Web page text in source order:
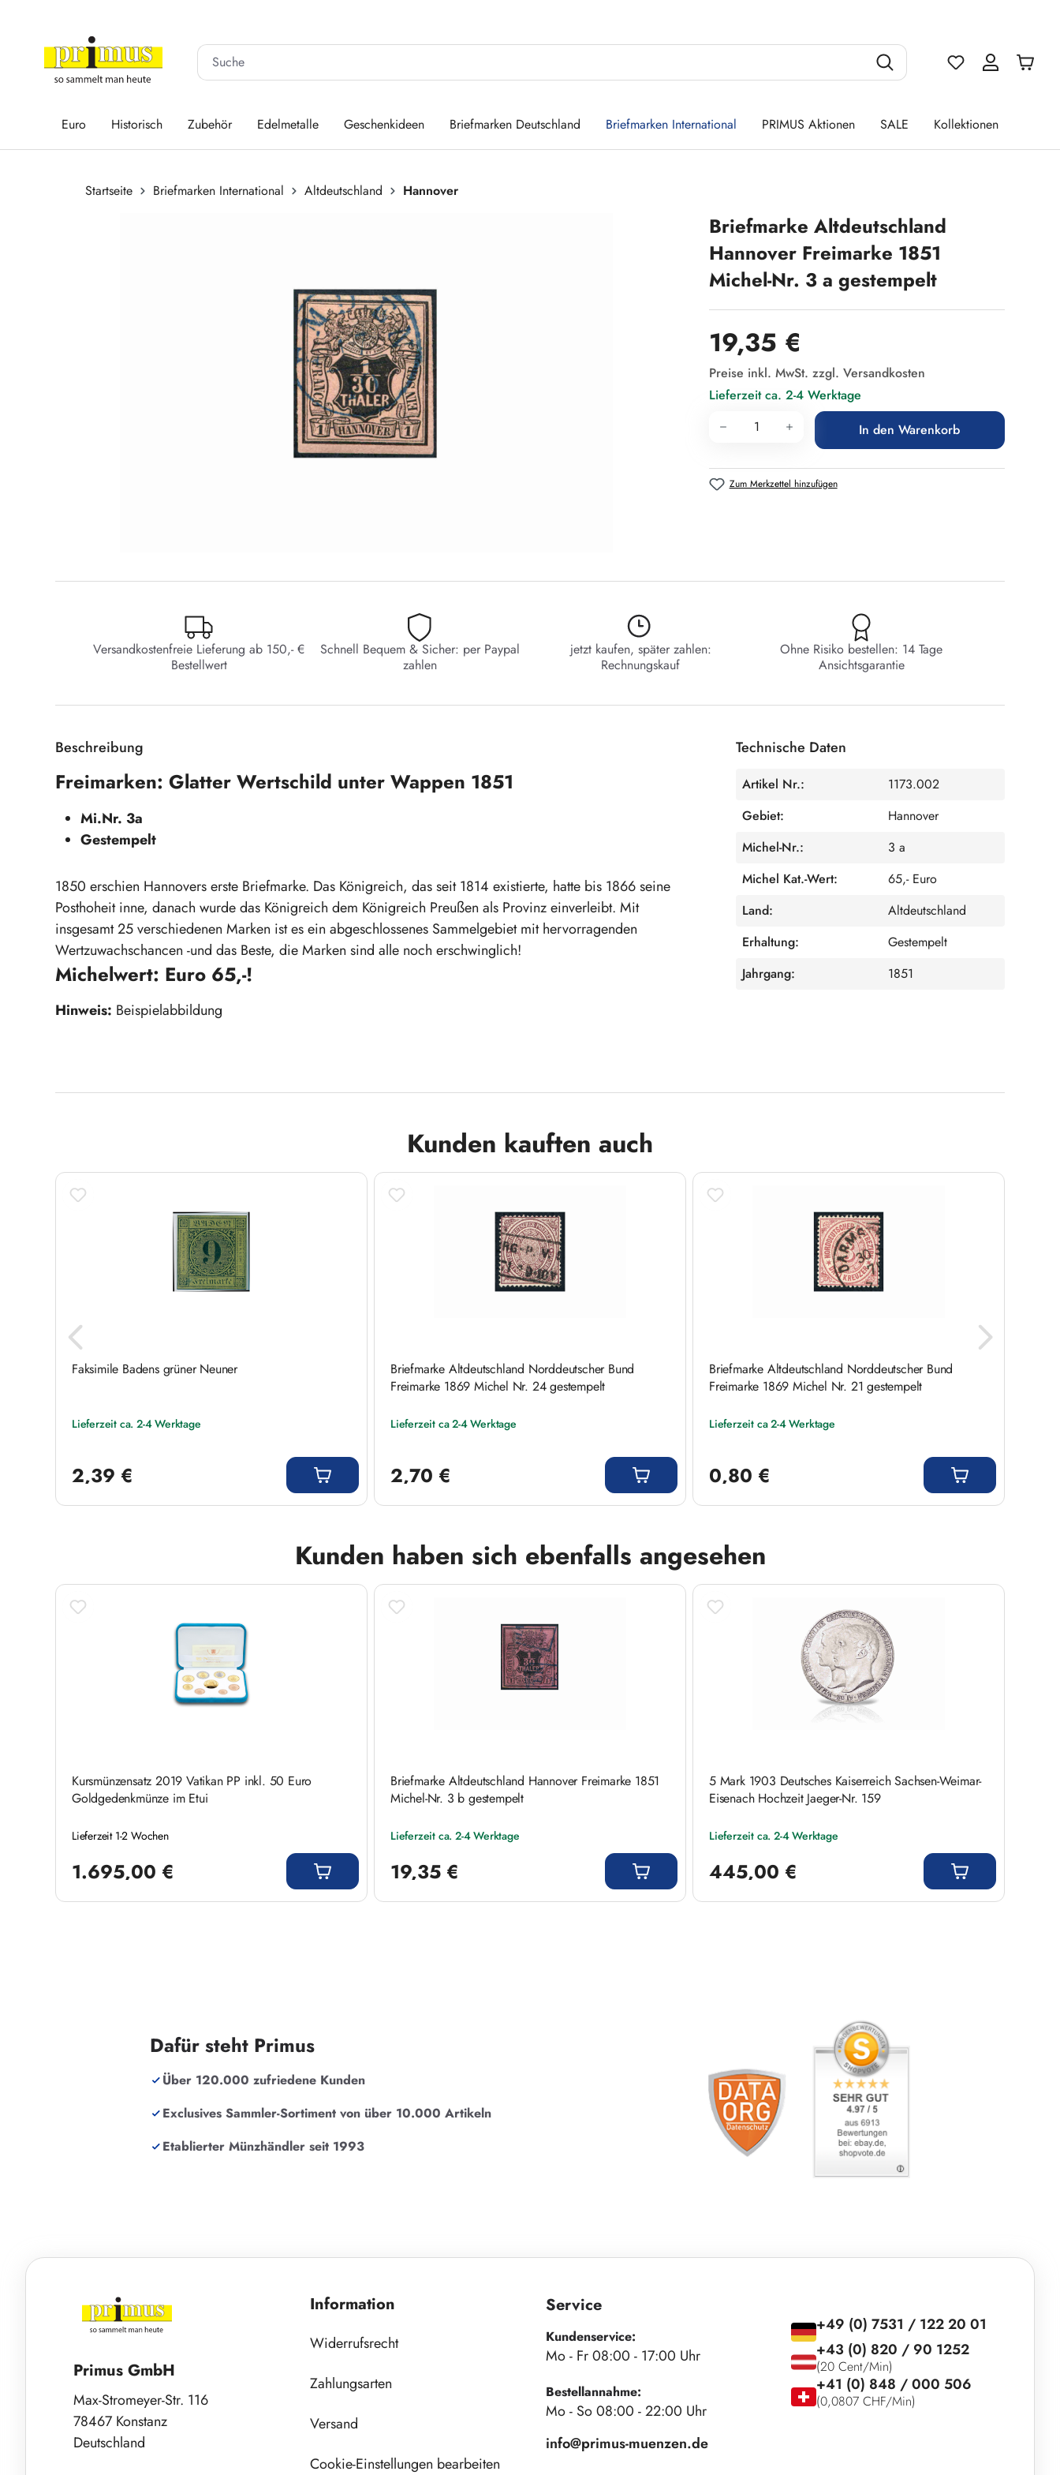
Du hast 0
Euro Historisch Zubehör Edelmetalle Geschenkideen Briefmarken Deutschland Briefmarken International PRIMUS Aktionen SALE Kollektionen
Startseite Briefmarken International Altdeutschland
Hannover
Briefmarke Altdeutschland
Hannover Freimarke 1851
Michel-Nr. 3 a gestempelt
Regulärer Preis:
19,35 €
Preise inkl. MwSt. zzgl. Versandkosten
Lieferzeit ca. 2-4 Werktage
Produkt Anzahl: Gib den gewünschten
In den Warenkorb
Zum Merkzettel hinzufügen
Versandkostenfreie Lieferung ab 150,- €
Bestellwert
Schnell Bequem & Sicher: per Paypal
zahlen
jetzt kaufen, später zahlen:
Rechnungskauf
Ohne Risiko bestellen: 14 Tage
Ansichtsgarantie
Beschreibung
Freimarken: Glatter Wertschild unter Wappen 1851
Mi.Nr. 3a
Gestempelt
1850 erschien Hannovers erste Briefmarke. Das Königreich, das seit 1814 existierte, hatte bis 1866 seine
Posthoheit inne, danach wurde das Königreich dem Königreich Preußen als Provinz einverleibt. Mit
insgesamt 25 verschiedenen Marken ist es ein abgeschlossenes Sammelgebiet mit hervorragenden
Wertzuwachschancen -und das Beste, die Marken sind alle noch erschwinglich!
Michelwert: Euro 65,-!
Hinweis: Beispielabbildung
Technische Daten
Artikel Nr.:
1173.002
Gebiet:
Hannover
Michel-Nr.:
3 a
Michel Kat.-Wert:
65,- Euro
Land:
Altdeutschland
Erhaltung:
Gestempelt
Jahrgang:
1851
Kunden kauften auch
Faksimile Badens grüner Neuner
Lieferzeit ca. 2-4 Werktage
2,39 €
Briefmarke Altdeutschland Norddeutscher Bund
Freimarke 1869 Michel Nr. 24 gestempelt
Lieferzeit ca 2-4 Werktage
2,70 €
Briefmarke Altdeutschland Norddeutscher Bund
Freimarke 1869 Michel Nr. 21 gestempelt
Lieferzeit ca 2-4 Werktage
0,80 €
Kunden haben sich ebenfalls angesehen
Kursmünzensatz 2019 Vatikan PP inkl. 50 Euro
Goldgedenkmünze im Etui
Lieferzeit 1-2 Wochen
1.695,00 €
Briefmarke Altdeutschland Hannover Freimarke 1851
Michel-Nr. 3 b gestempelt
Lieferzeit ca. 2-4 Werktage
19,35 €
5 Mark 1903 Deutsches Kaiserreich Sachsen-Weimar-
Eisenach Hochzeit Jaeger-Nr. 159
Lieferzeit ca. 2-4 Werktage
445,00 €
Dafür steht Primus
Über 120.000 zufriedene Kunden
Exclusives Sammler-Sortiment von über 10.000 Artikeln
Etablierter Münzhändler seit 1993
Primus GmbH
Max-Stromeyer-Str. 116
78467 Konstanz
Deutschland
Information
Widerrufsrecht
Zahlungsarten
Versand
Cookie-Einstellungen bearbeiten
Service
Kundenservice:
Mo - Fr 08:00 - 17:00 Uhr
Bestellannahme:
Mo - So 08:00 - 22:00 Uhr
info@primus-muenzen.de
+49 (0) 7531 / 122 20 01
+43 (0) 820 / 90 1252
(20 Cent/Min)
+41 (0) 848 / 000 506
(0,0807 CHF/Min)